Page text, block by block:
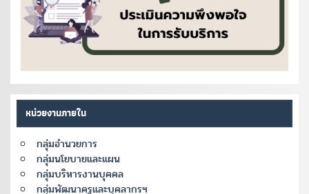
หน่วยงานภายใน
กลุ่มอำนวยการ
กลุ่มนโยบายและแผน
กลุ่มบริหารงานบุคคล
กลุ่มพัฒนาครูและบุคลากรฯ